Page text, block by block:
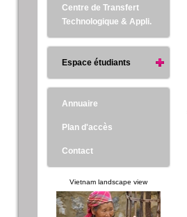
Centre de Transfert
Technologique & Appli.
Espace étudiants
Annuaire
Plan d'accès
Contact
Vietnam landscape view